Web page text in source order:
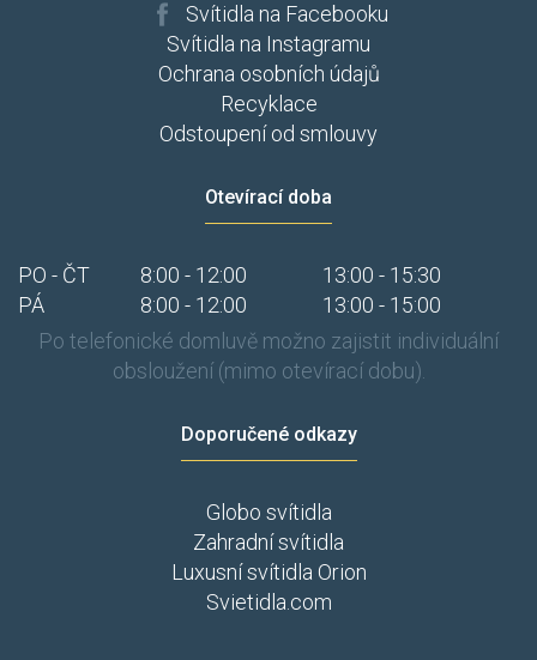
Svítidla na Facebooku
Svítidla na Instagramu
Ochrana osobních údajů
Recyklace
Odstoupení od smlouvy
Otevírací doba
PO - ČT 8:00 - 12:00
13:00 - 15:30
PÁ
8:00 - 12:00
13:00 - 15:00
Po telefonické domluvě možno zajistit individuální
obsloužení (mimo otevírací dobu).
Doporučené odkazy
Globo svítidla
Zahradní svítidla
Luxusní svítidla Orion
Svietidla.com